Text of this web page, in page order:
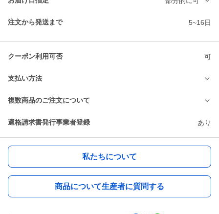
注文から発送まで 5~16日
クーポン利用可否 可
支払い方法
複数商品のご注文について
適格請求書発行事業者登録 あり
私たちについて
商品について生産者に質問する